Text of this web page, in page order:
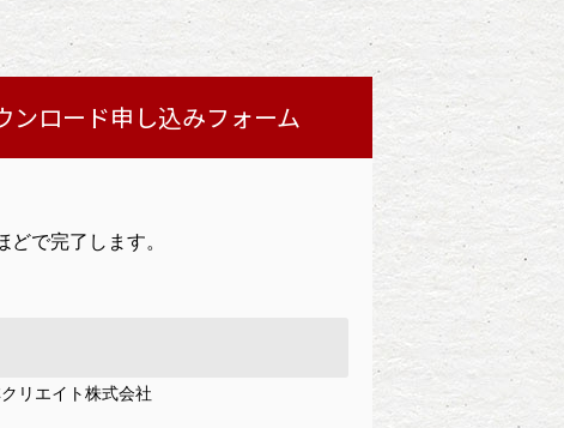
ンロード申し込みフォーム